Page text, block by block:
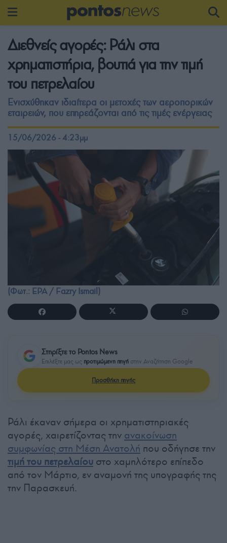
Διεθνείς αγορές: Ράλι στα
χρηματιστήρια, βουτιά για την τιμή
του πετρελαίου
Ενισχύθηκαν ιδιαίτερα οι μετοχές των αεροπορικών
εταιρειών, που επηρεάζονται από τις τιμές ενέργειας
15/06/2026 - 4:23μμ
(Φωτ.: EPA / Fazry Ismail)
Στηρίξτε το Pontos News
Επιλέξτε μας ως προτιμώμενη πηγή στην Αναζήτηση Google
Προσθήκη πηγής
Ράλι έκαναν σήμερα οι χρηματιστηριακές
αγορές, χαιρετίζοντας την ανακοίνωση
συμφωνίας στη Μέση Ανατολή που οδήγησε την
τιμή του πετρελαίου στο χαμηλότερο επίπεδο
από τον Μάρτιο, εν αναμονή της υπογραφής της
την Παρασκευή.